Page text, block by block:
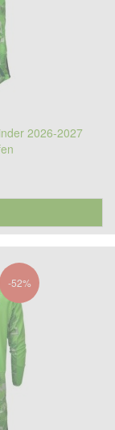
2026-2027
-52%